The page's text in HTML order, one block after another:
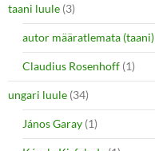
taani luule (3)
autor määratlemata (taani)
Claudius Rosenhoff (1)
ungari luule (34)
János Garay (1)